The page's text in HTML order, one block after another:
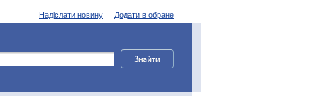
Додати в обране
Надіслати новину